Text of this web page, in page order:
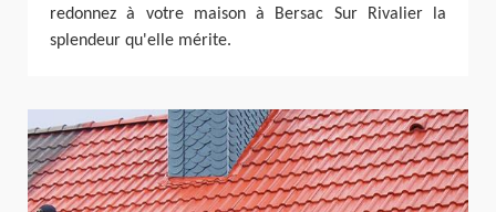
redonnez à votre maison à Bersac Sur Rivalier la
splendeur qu'elle mérite.